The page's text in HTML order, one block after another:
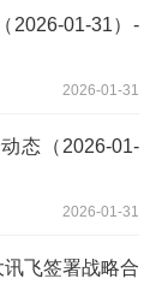
2026-01-31）-
2026-01-31
态（2026-01-
2026-01-31
飞签署战略合